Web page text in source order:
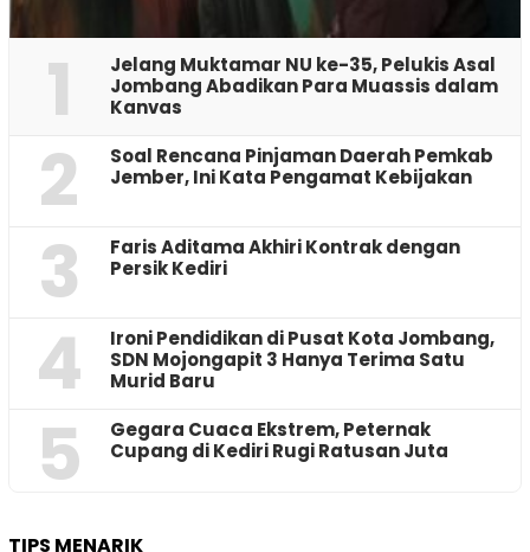
1
Jelang Muktamar NU ke-35, Pelukis Asal
Jombang Abadikan Para Muassis dalam
Kanvas
2
‎Soal Rencana Pinjaman Daerah Pemkab
Jember, Ini Kata Pengamat Kebijakan ‎
3
Faris Aditama Akhiri Kontrak dengan
Persik Kediri
4
Ironi Pendidikan di Pusat Kota Jombang,
SDN Mojongapit 3 Hanya Terima Satu
Murid Baru
5
‎Gegara Cuaca Ekstrem, Peternak
Cupang di Kediri Rugi Ratusan Juta
TIPS MENARIK